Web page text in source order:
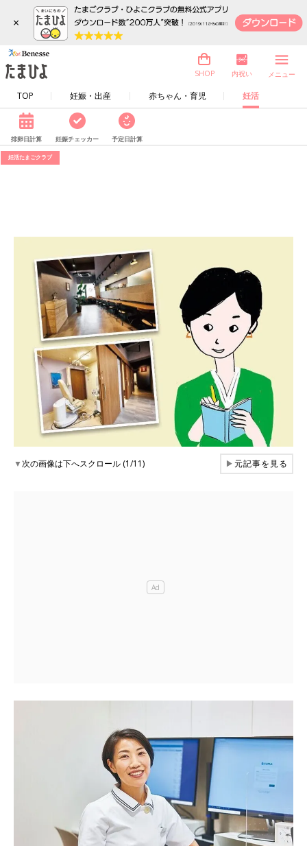
×
TOP 妊娠・出産 赤ちゃん・育児 妊活
SHOP 内祝い メニュー
排卵日計算 妊娠チェッカー 予定日計算
妊活たまごクラブ
▼次の画像は下へスクロール (1/11) ▶元記事を見る